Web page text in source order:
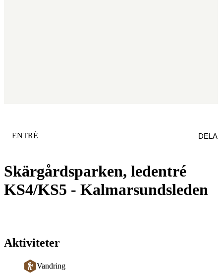
Skärgårdsparken, ledentré
KS4/KS5 - Kalmarsundsleden
KATEGORI
ENTRÉ DELA
Aktiviteter
Vandring